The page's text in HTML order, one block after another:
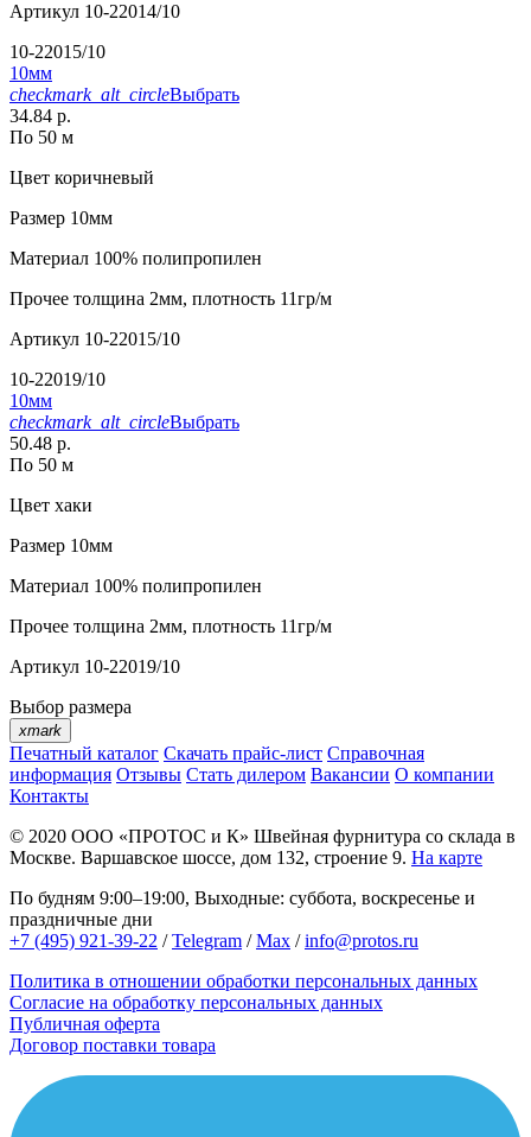
Артикул 10-22014/10
10-22015/10
10мм
checkmark_alt_circleВыбрать
34.84 р.
По 50 м
Цвет коричневый
Размер 10мм
Материал 100% полипропилен
Прочее толщина 2мм, плотность 11гр/м
Артикул 10-22015/10
10-22019/10
10мм
checkmark_alt_circleВыбрать
50.48 р.
По 50 м
Цвет хаки
Размер 10мм
Материал 100% полипропилен
Прочее толщина 2мм, плотность 11гр/м
Артикул 10-22019/10
Выбор размера
xmark
Печатный каталог Скачать прайс-лист Справочная
информация Отзывы Стать дилером Вакансии О компании
Контакты
© 2020 ООО «ПРОТОС и К» Швейная фурнитура со склада в
Москве. Варшавское шоссе, дом 132, строение 9. На карте
По будням 9:00–19:00, Выходные: суббота, воскресенье и
праздничные дни
+7 (495) 921-39-22 /Telegram /Max /info@protos.ru
Политика в отношении обработки персональных данных
Согласие на обработку персональных данных
Публичная оферта
Договор поставки товара